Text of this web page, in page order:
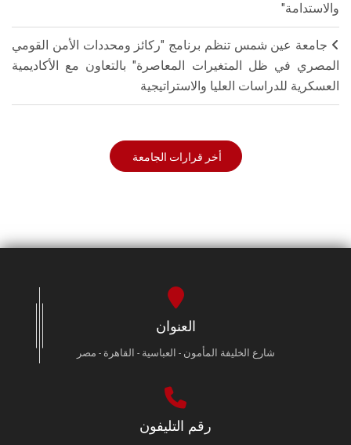
والاستدامة"
جامعة عين شمس تنظم برنامج "ركائز ومحددات الأمن القومي
المصري في ظل المتغيرات المعاصرة" بالتعاون مع الأكاديمية
العسكرية للدراسات العليا والاستراتيجية
أخر قرارات الجامعة
العنوان
شارع الخليفة المأمون - العباسية - القاهرة - مصر
رقم التليفون